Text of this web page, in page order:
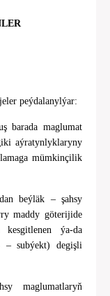
peýdalanylýar:
barada maglumat
aýratynlyklaryny
mümkinçilik
beýläk – şahsy
maddy göterijide
ýa-da
– subýekt) degişli
maglumatlaryň